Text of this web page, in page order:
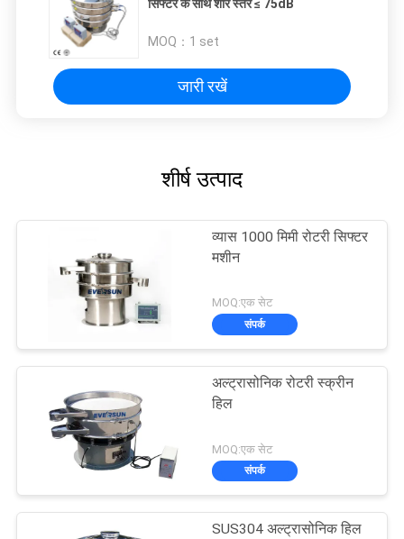
सिफ्टर के साथ शोर स्तर ≤ 75dB
MOQ： 1 set
जारी रखें
शीर्ष उत्पाद
व्यास 1000 मिमी रोटरी सिफ्टर
मशीन
MOQ:एक सेट
संपर्क
अल्ट्रासोनिक रोटरी स्क्रीन
हिल
MOQ:एक सेट
संपर्क
SUS304 अल्ट्रासोनिक हिल